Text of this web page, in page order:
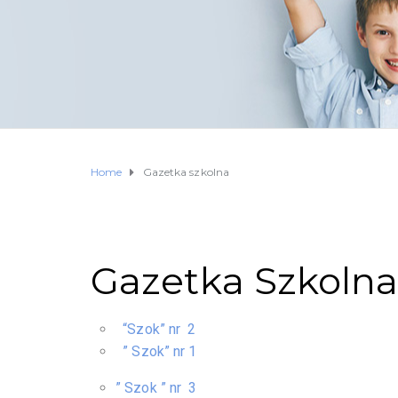
Home Gazetka szkolna
Gazetka Szkolna
“Szok” nr 2
” Szok” nr 1
” Szok ” nr 3